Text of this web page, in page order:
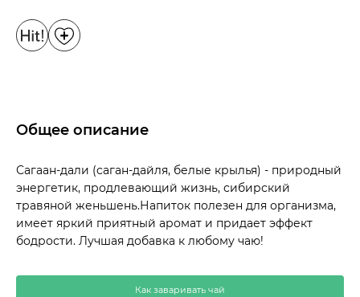
Общее описание
Сагаан-дали (саган-дайля, белые крылья) - природный
энергетик, продлевающий жизнь, сибирский
травяной женьшень.Напиток полезен для организма,
имеет яркий приятный аромат и придает эффект
бодрости. Лучшая добавка к любому чаю!
Как заваривать чай